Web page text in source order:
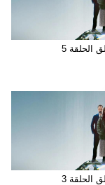
الحلقة 5
الحلقة 3